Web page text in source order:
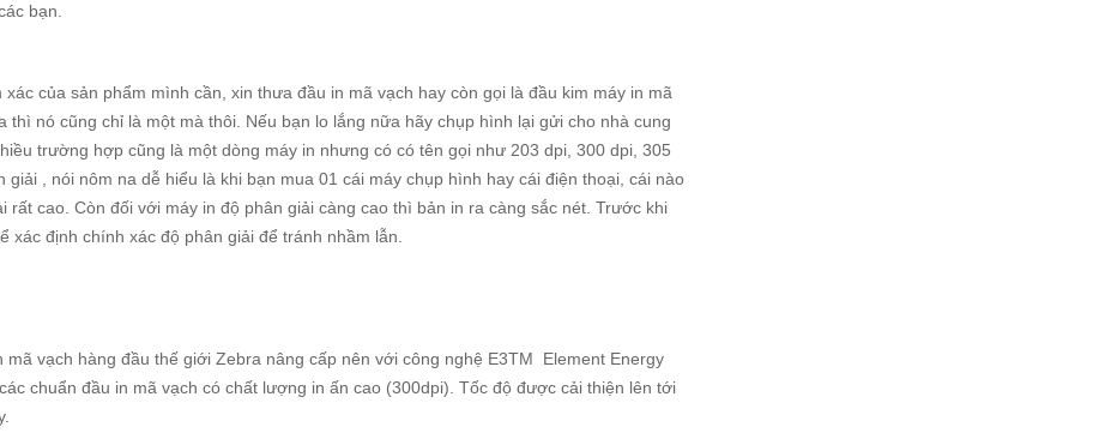
bạn.
của sản phẩm mình cần, xin thưa đầu in mã vạch hay còn gọi là đầu kim máy in mã
nó cũng chỉ là một mà thôi. Nếu bạn lo lắng nữa hãy chụp hình lại gửi cho nhà cung
trường hợp cũng là một dòng máy in nhưng có có tên gọi như 203 dpi, 300 dpi, 305
, nói nôm na dễ hiểu là khi bạn mua 01 cái máy chụp hình hay cái điện thoại, cái nào
cao. Còn đối với máy in độ phân giải càng cao thì bản in ra càng sắc nét. Trước khi
định chính xác độ phân giải để tránh nhầm lẫn.
vạch hàng đầu thế giới Zebra nâng cấp nên với công nghệ E3TM Element Energy
chuẩn đầu in mã vạch có chất lượng in ấn cao (300dpi). Tốc độ được cải thiện lên tới